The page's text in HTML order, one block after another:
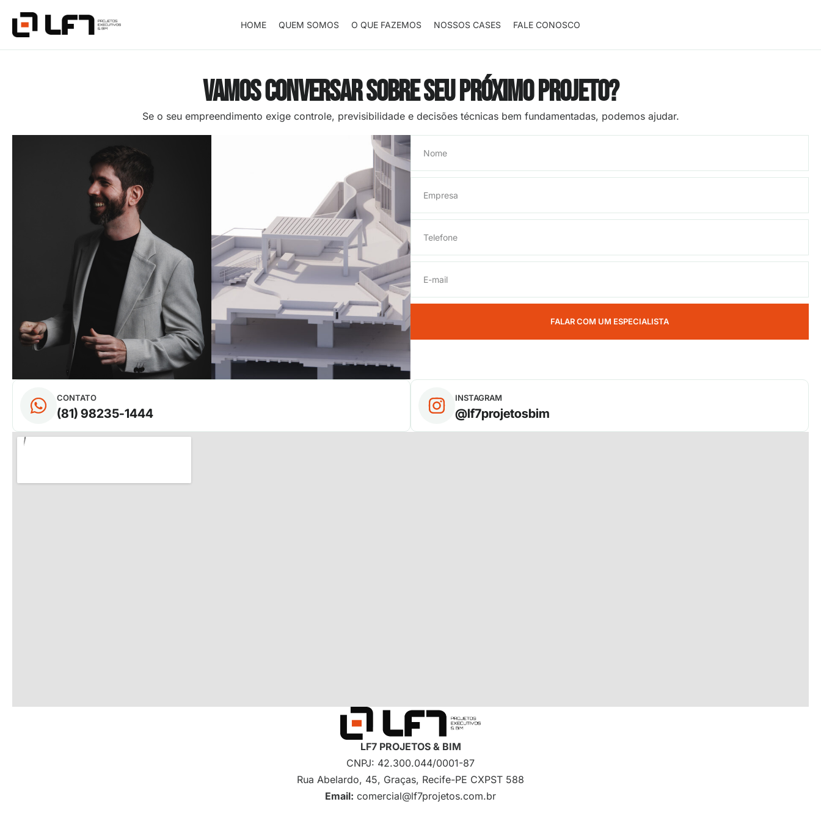
HOME QUEM SOMOS O QUE FAZEMOS NOSSOS CASES FALE CONOSCO
Vamos conversar sobre seu próximo projeto?
Se o seu empreendimento exige controle, previsibilidade e decisões técnicas bem fundamentadas, podemos ajudar.
FALAR COM UM ESPECIALISTA
CONTATO
(81) 98235-1444
INSTAGRAM
@lf7projetosbim
LF7 PROJETOS & BIM
CNPJ: 42.300.044/0001-87
Rua Abelardo, 45, Graças, Recife-PE CXPST 588
Email: comercial@lf7projetos.com.br